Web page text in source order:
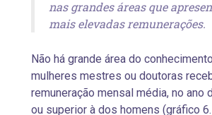
nas grandes áreas que
mais elevadas remunerações.
Não há grande área do
mulheres mestres ou doutoras
remuneração mensal média, no ano
ou superior à dos homens (gráfico